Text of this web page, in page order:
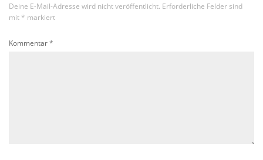
Deine E-Mail-Adresse wird nicht veröffentlicht. Erforderliche Felder sind
mit * markiert
Kommentar*